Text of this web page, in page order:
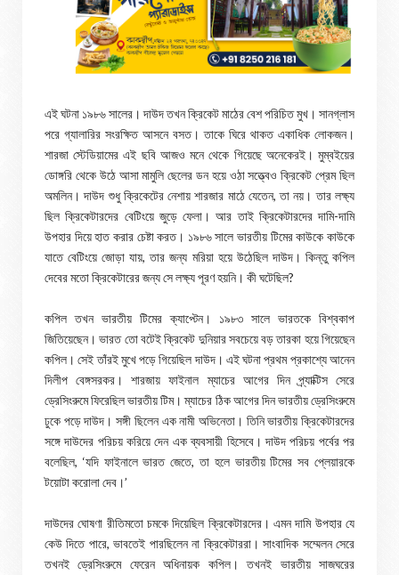
এই ঘটনা ১৯৮৬ সালের। দাউদ তখন ক্রিকেট মাঠের বেশ পরিচিত মুখ। সানগ্লাস
পরে গ্যালারির সংরক্ষিত আসনে বসত। তাকে ঘিরে থাকত একাধিক লোকজন।
শারজা স্টেডিয়ামের এই ছবি আজও মনে থেকে গিয়েছে অনেকেরই। মুম্বইয়ের
ডোঙ্গরি থেকে উঠে আসা মামুলি ছেলের ডন হয়ে ওঠা সত্ত্বেও ক্রিকেট প্রেম ছিল
অমলিন। দাউদ শুধু ক্রিকেটের নেশায় শারজার মাঠে যেতেন, তা নয়। তার লক্ষ্য
ছিল ক্রিকেটারদের বেটিংয়ে জুড়ে ফেলা। আর তাই ক্রিকেটারদের দামি-দামি
উপহার দিয়ে হাত করার চেষ্টা করত। ১৯৮৬ সালে ভারতীয় টিমের কাউকে কাউকে
যাতে বেটিংয়ে জোড়া যায়, তার জন্য মরিয়া হয়ে উঠেছিল দাউদ। কিন্তু কপিল
দেবের মতো ক্রিকেটারের জন্য সে লক্ষ্য পূরণ হয়নি। কী ঘটেছিল?
কপিল তখন ভারতীয় টিমের ক্যাপ্টেন। ১৯৮৩ সালে ভারতকে বিশ্বকাপ
জিতিয়েছেন। ভারত তো বটেই ক্রিকেট দুনিয়ার সবচেয়ে বড় তারকা হয়ে গিয়েছেন
কপিল। সেই তাঁরই মুখে পড়ে গিয়েছিল দাউদ। এই ঘটনা প্রথম প্রকাশ্যে আনেন
দিলীপ বেঙ্গসরকর। শারজায় ফাইনাল ম্যাচের আগের দিন প্র্যাক্টিস সেরে
ড্রেসিংরুমে ফিরেছিল ভারতীয় টিম। ম্যাচের ঠিক আগের দিন ভারতীয় ড্রেসিংরুমে
ঢুকে পড়ে দাউদ। সঙ্গী ছিলেন এক নামী অভিনেতা। তিনি ভারতীয় ক্রিকেটারদের
সঙ্গে দাউদের পরিচয় করিয়ে দেন এক ব্যবসায়ী হিসেবে। দাউদ পরিচয় পর্বের পর
বলেছিল, ‘যদি ফাইনালে ভারত জেতে, তা হলে ভারতীয় টিমের সব প্লেয়ারকে
টয়োটা করোলা দেব।’
দাউদের ঘোষণা রীতিমতো চমকে দিয়েছিল ক্রিকেটারদের। এমন দামি উপহার যে
কেউ দিতে পারে, ভাবতেই পারছিলেন না ক্রিকেটাররা। সাংবাদিক সম্মেলন সেরে
তখনই ড্রেসিংরুমে ফেরেন অধিনায়ক কপিল। তখনই ভারতীয় সাজঘরের